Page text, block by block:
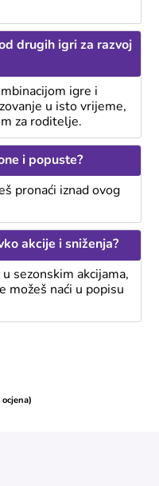
drugih igri za razvoj
igre i
u isto vrijeme,
za roditelje.
i popuste?
pronaći iznad ovog
akcije i sniženja?
sezonskim akcijama,
možeš naći u popisu